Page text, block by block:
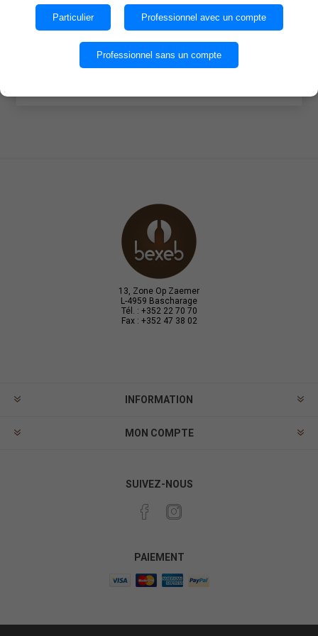
Quantité par caisse : 6
13, Zone Op Zaemer
L-4959 Bascharage
Tél. : +352 22 70 70
Fax : +352 47 38 02
INFORMATION
MON COMPTE
SUIVEZ-NOUS
PAIEMENT
des cookies.
OK
Particulier Professionnel avec un compte
Professionnel sans un compte